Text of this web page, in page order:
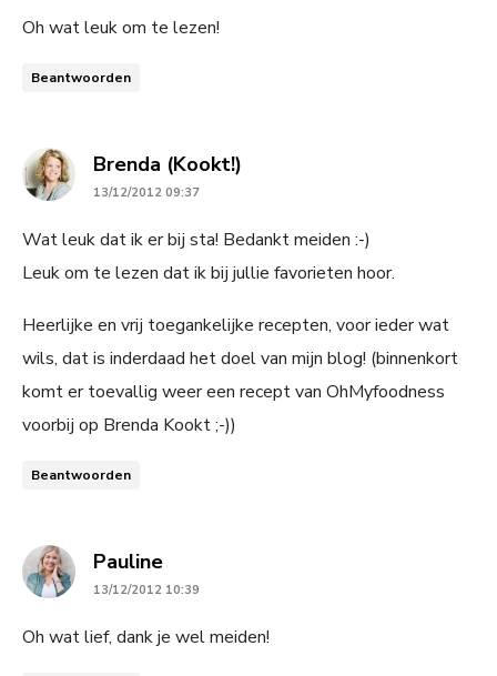
Oh wat leuk om te lezen!
Beantwoorden
Brenda (Kookt!)
13/12/2012 09:37
Wat leuk dat ik er bij sta! Bedankt meiden :-)
Leuk om te lezen dat ik bij jullie favorieten hoor.
Heerlijke en vrij toegankelijke recepten, voor ieder wat
wils, dat is inderdaad het doel van mijn blog! (binnenkort
komt er toevallig weer een recept van OhMyfoodness
voorbij op Brenda Kookt ;-))
Beantwoorden
Paulinesays:
13/12/2012 10:39
Oh wat lief, dank je wel meiden!